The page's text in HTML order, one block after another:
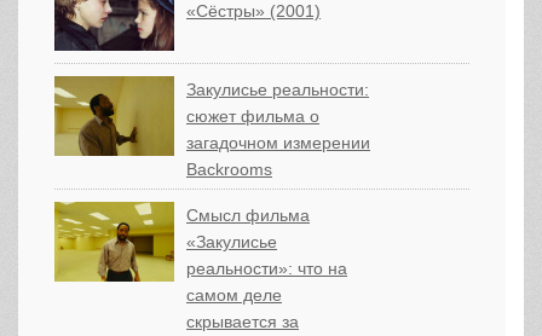
«Сёстры» (2001)
Закулисье реальности:
сюжет фильма о
загадочном измерении
Backrooms
Смысл фильма
«Закулисье
реальности»: что на
самом деле
скрывается за